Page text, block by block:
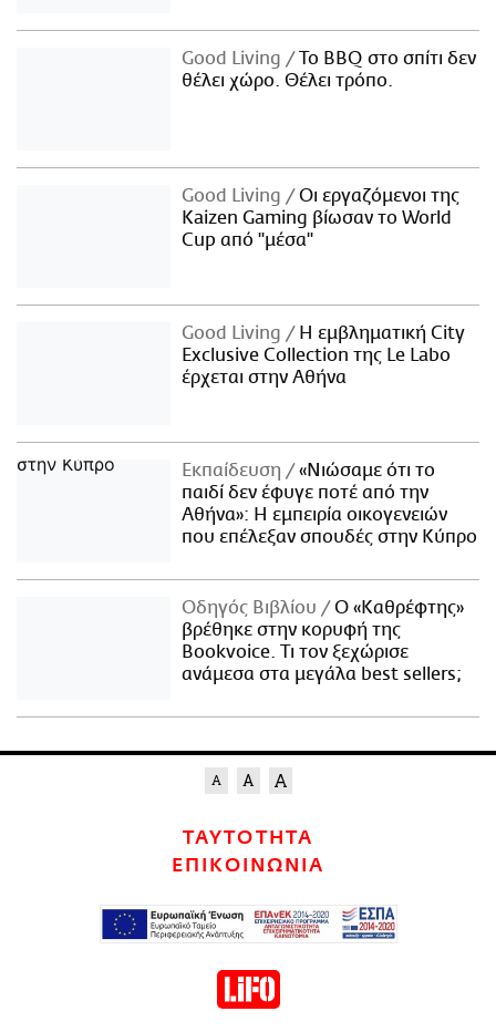
Good Living
Το BBQ στο σπίτι δεν
θέλει χώρο. Θέλει τρόπο.
Good Living
Οι εργαζόμενοι της
Kaizen Gaming βίωσαν το World
Cup από "μέσα"
Good Living
Η εμβληματική City
Exclusive Collection της Le Labo
έρχεται στην Αθήνα
Εκπαίδευση
«Νιώσαμε ότι το
παιδί δεν έφυγε ποτέ από την
Αθήνα»: Η εμπειρία οικογενειών
που επέλεξαν σπουδές στην Κύπρο
Οδηγός Βιβλίου
Ο «Καθρέφτης»
βρέθηκε στην κορυφή της
Bookvoice. Τι τον ξεχώρισε
ανάμεσα στα μεγάλα best sellers;
ΤΑΥΤΟΤΗΤΑ
ΕΠΙΚΟΙΝΩΝΙΑ